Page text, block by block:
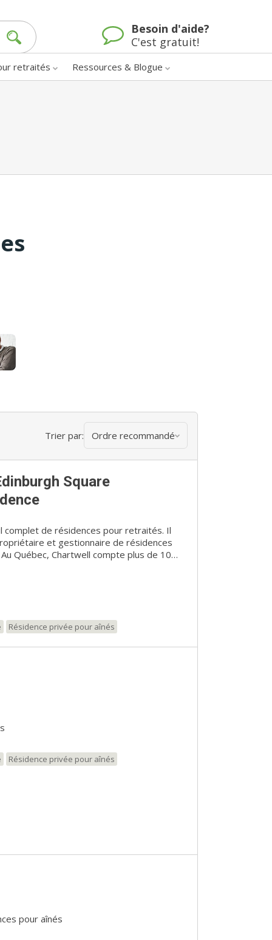
Besoin d'aide?
C'est gratuit!
retraités Ressources & Blogue
Trier par: Ordre recommandé
Square
complet de résidences pour retraités. Il
et gestionnaire de résidences
Québec, Chartwell compte plus de 10
Résidence privée pour aînés
Résidence privée pour aînés
pour aînés